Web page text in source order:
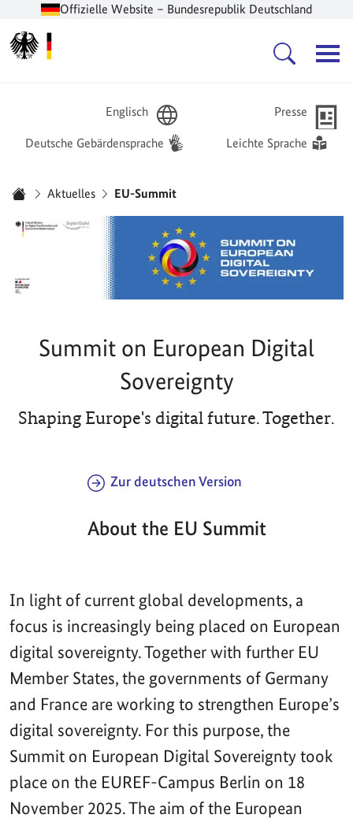
Offizielle Website – Bundesrepublik Deutschland
Englisch Presse
Deutsche Gebärdensprache Leichte Sprache
Aktuelles EU-Summit
Summit on European Digital
Sovereignty
Shaping Europe's digital future. Together.
Zur deutschen Version
About the EU Summit
In light of current global developments, a
focus is increasingly being placed on European
digital sovereignty. Together with further EU
Member States, the governments of Germany
and France are working to strengthen Europe’s
digital sovereignty. For this purpose, the
Summit on European Digital Sovereignty took
place on the EUREF-Campus Berlin on 18
November 2025. The aim of the European